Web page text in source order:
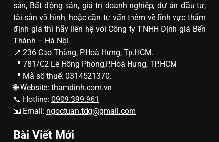
sản, Bất động sản, giá trị doanh nghiệp, dự án đầu tư,
tài sản vô hình, hoặc cần tư vấn thêm về lĩnh vực thẩm
định giá thì hãy liên hệ với Công ty TNHH Định giá Bến
Thành – Hà Nội
📍 236 Cao Thắng, P.Hoà Hưng, Tp.HCM.
📍 781/C2 Lê Hồng Phong,P.Hoà Hưng, TP.HCM
📍 Mã số thuế: 0314521370.
🌐 Website: thamdinh.com.vn
📞 Hotline: 0909.399.961
📧 Email: ngoctuan.tdg@gmail.com
Bài Viết Mới